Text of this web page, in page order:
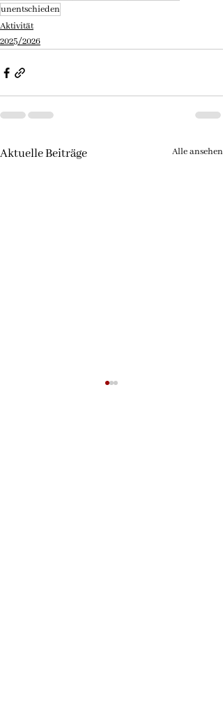
unentschieden
Aktivität
2025/2026
Aktuelle Beiträge Alle ansehen